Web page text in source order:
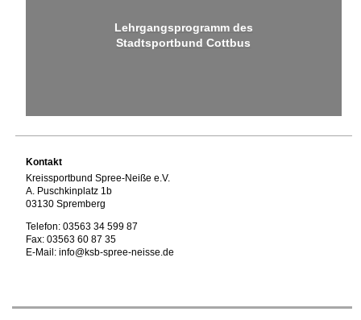
Lehrgangsprogramm des
Stadtsportbund Cottbus
Kontakt
Kreissportbund Spree-Neiße e.V.
A. Puschkinplatz 1b
03130 Spremberg
Telefon: 03563 34 599 87
Fax: 03563 60 87 35
E-Mail: info@ksb-spree-neisse.de